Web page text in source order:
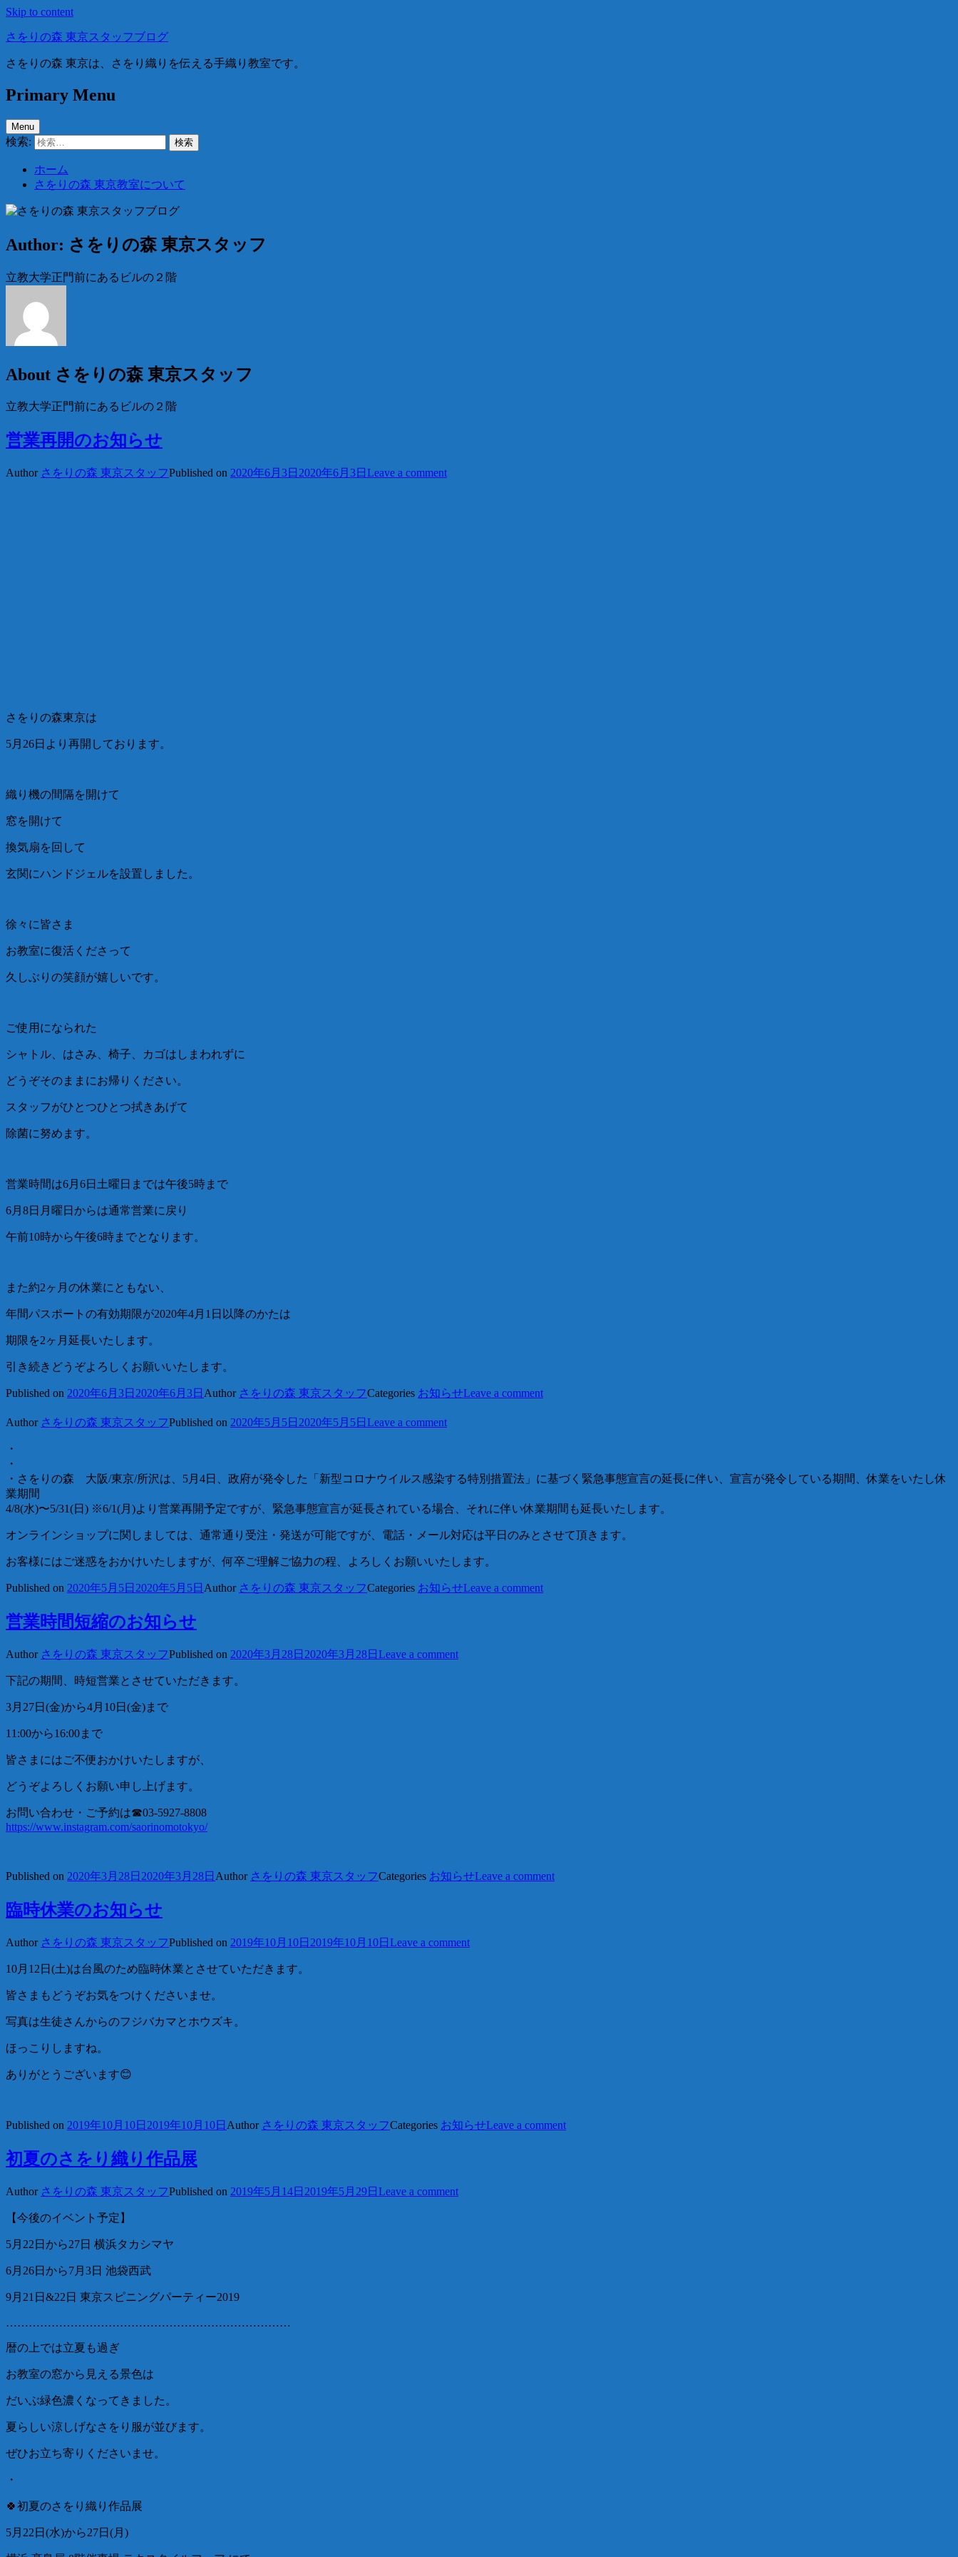
Skip to content
さをりの森 東京スタッフブログ
さをりの森 東京は、さをり織りを伝える手織り教室です。
Primary Menu
Menu
検索:
ホーム
さをりの森 東京教室について
Author: さをりの森 東京スタッフ
立教大学正門前にあるビルの２階
About さをりの森 東京スタッフ
立教大学正門前にあるビルの２階
営業再開のお知らせ
Author さをりの森 東京スタッフPublished on 2020年6月3日 2020年6月3日 Leave a comment
さをりの森東京は
5月26日より再開しております。
織り機の間隔を開けて
窓を開けて
換気扇を回して
玄関にハンドジェルを設置しました。
徐々に皆さま
お教室に復活くださって
久しぶりの笑顔が嬉しいです。
ご使用になられた
シャトル、はさみ、椅子、カゴはしまわれずに
どうぞそのままにお帰りください。
スタッフがひとつひとつ拭きあげて
除菌に努めます。
営業時間は6月6日土曜日までは午後5時まで
6月8日月曜日からは通常営業に戻り
午前10時から午後6時までとなります。
また約2ヶ月の休業にともない、
年間パスポートの有効期限が2020年4月1日以降のかたは
期限を2ヶ月延長いたします。
引き続きどうぞよろしくお願いいたします。
Published on 2020年6月3日 2020年6月3日 Author さをりの森 東京スタッフCategories お知らせLeave a comment
Author さをりの森 東京スタッフPublished on 2020年5月5日 2020年5月5日 Leave a comment
・
・
・ さをりの森 大阪/東京/所沢は、5月4日、政府が発令した「新型コロナウイルス感染する特別措置法」に基づく緊急事態宣言の延長に伴い、宣言が発令している期間、休業をいたし休
業期間
4/8(水)〜5/31(日) ※6/1(月)より営業再開予定ですが、緊急事態宣言が延長されている場合、それに伴い休業期間も延長いたします。
オンラインショップに関しましては、通常通り受注・発送が可能ですが、電話・メール対応は平日のみとさせて頂きます。
お客様にはご迷惑をおかけいたしますが、何卒ご理解ご協力の程、よろしくお願いいたします。
Published on 2020年5月5日 2020年5月5日 Author さをりの森 東京スタッフCategories お知らせLeave a comment
営業時間短縮のお知らせ
Author さをりの森 東京スタッフPublished on 2020年3月28日 2020年3月28日 Leave a comment
下記の期間、時短営業とさせていただきます。
3月27日(金)から4月10日(金)まで
11:00から16:00まで
皆さまにはご不便おかけいたしますが、
どうぞよろしくお願い申し上げます。
お問い合わせ・ご予約は☎︎03-5927-8808
https://www.instagram.com/saorinomotokyo/
Published on 2020年3月28日 2020年3月28日 Author さをりの森 東京スタッフCategories お知らせLeave a comment
臨時休業のお知らせ
Author さをりの森 東京スタッフPublished on 2019年10月10日 2019年10月10日 Leave a comment
10月12日(土)は台風のため臨時休業とさせていただきます。
皆さまもどうぞお気をつけくださいませ。
写真は生徒さんからのフジバカマとホウズキ。
ほっこりしますね。
ありがとうございます😊
Published on 2019年10月10日 2019年10月10日 Author さをりの森 東京スタッフCategories お知らせLeave a comment
初夏のさをり織り作品展
Author さをりの森 東京スタッフPublished on 2019年5月14日 2019年5月29日 Leave a comment
【今後のイベント予定】
5月22日から27日 横浜タカシマヤ
6月26日から7月3日 池袋西武
9月21日&22日 東京スピニングパーティー2019
…………………………………………………………………
暦の上では立夏も過ぎ
お教室の窓から見える景色は
だいぶ緑色濃くなってきました。
夏らしい涼しげなさをり服が並びます。
ぜひお立ち寄りくださいませ。
・
🍀初夏のさをり織り作品展
5月22日(水)から27日(月)